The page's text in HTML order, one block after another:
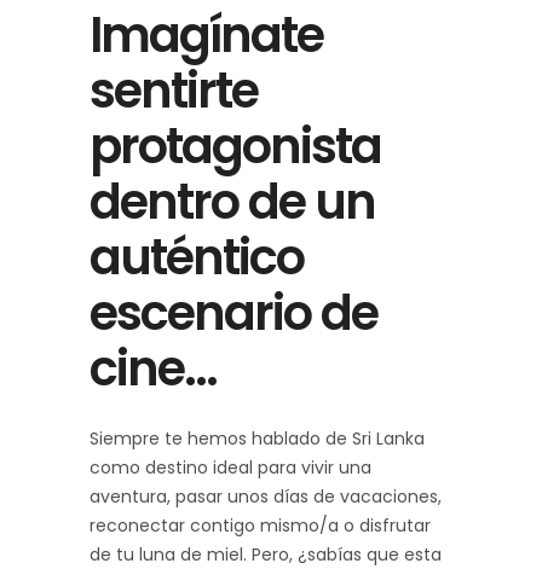
Imagínate
sentirte
protagonista
dentro de un
auténtico
escenario de
cine…
Siempre te hemos hablado de Sri Lanka
como destino ideal para vivir una
aventura, pasar unos días de vacaciones,
reconectar contigo mismo/a o disfrutar
de tu luna de miel. Pero, ¿sabías que esta